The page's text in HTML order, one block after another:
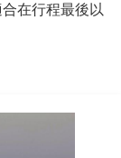
在行程最後以